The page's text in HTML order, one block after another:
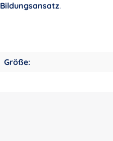
Bildungsansatz.
Größe: